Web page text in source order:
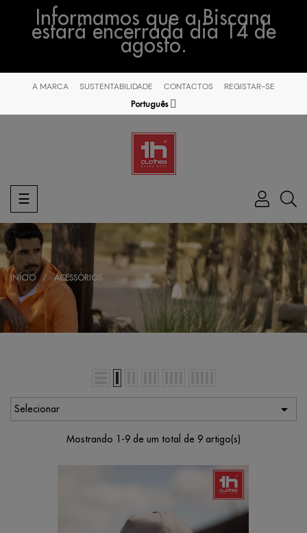
Informamos que a Biscana
estará encerrada dia 14 de
agosto.
A MARCA SUSTENTABILIDADE CONTACTOS REGISTAR-SE
Português
Toggle
navigation
☰
INÍCIO ACESSÓRIOS
Selecionar 
Mostrando 1-9 de um total de 9 artigo(s)